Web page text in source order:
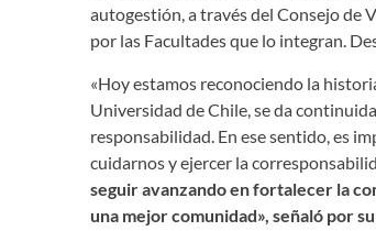
autogestión, a través del Consejo de
por las Facultades que lo integran.
«Hoy estamos reconociendo la
Universidad de Chile, se da
responsabilidad. En ese sentido, es
cuidarnos y ejercer la
seguir avanzando en fortalecer la
una mejor comunidad», señaló por